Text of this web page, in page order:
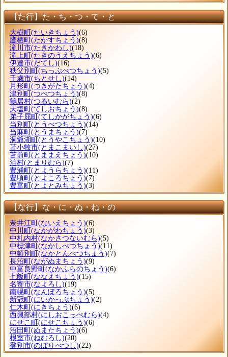
【た行】た・ち・つ・て・と
大樹町 (たいきちょう)(6)
鷹栖町 (たかすちょう)(8)
滝川市(たきかわし)(18)
滝上町 (たきのうえちょう)(6)
伊達市(だてし)(16)
秩父別町 (ちっぷべつちょう)(5)
千歳市(ちとせし)(14)
月形町 (つきがたちょう)(4)
津別町 (つべつちょう)(8)
鶴居村(つるいむら)(2)
天塩町 (てしおちょう)(8)
弟子屈町 (てしかがちょう)(6)
当別町 (とうべつちょう)(14)
当麻町 (とうまちょう)(7)
洞爺湖町 (とうやこちょう)(10)
苫小牧市(とまこまいし)(27)
苫前町 (とままえちょう)(10)
泊村(とまりむら)(7)
豊浦町 (とようらちょう)(11)
豊頃町 (とよころちょう)(7)
豊富町 (とよとみちょう)(3)
【な行】な・に・ぬ・ね・の
奈井江町 (ないえちょう)(6)
中川町 (なかがわちょう)(3)
中札内村(なかさつないむら)(5)
中標津町 (なかしべつちょう)(11)
中頓別町 (なかとんべつちょう)(7)
長沼町 (ながぬまちょう)(9)
中富良野町 (なかふらのちょう)(6)
七飯町 (ななえちょう)(15)
名寄市(なよろし)(19)
南幌町 (なんぽろちょう)(5)
新冠町 (にいかっぷちょう)(2)
仁木町 (にきちょう)(6)
西興部村(にしおこっぺむら)(4)
にせこ町 (にせこちょう)(6)
沼田町 (ぬまたちょう)(6)
根室市(ねむろし)(20)
登別市(のぼりべつし)(22)